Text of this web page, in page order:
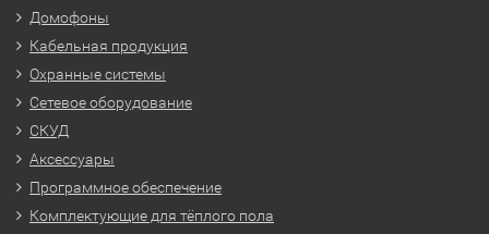
Домофоны
Кабельная продукция
Охранные системы
Сетевое оборудование
СКУД
Аксессуары
Программное обеспечение
Комплектующие для тёплого пола